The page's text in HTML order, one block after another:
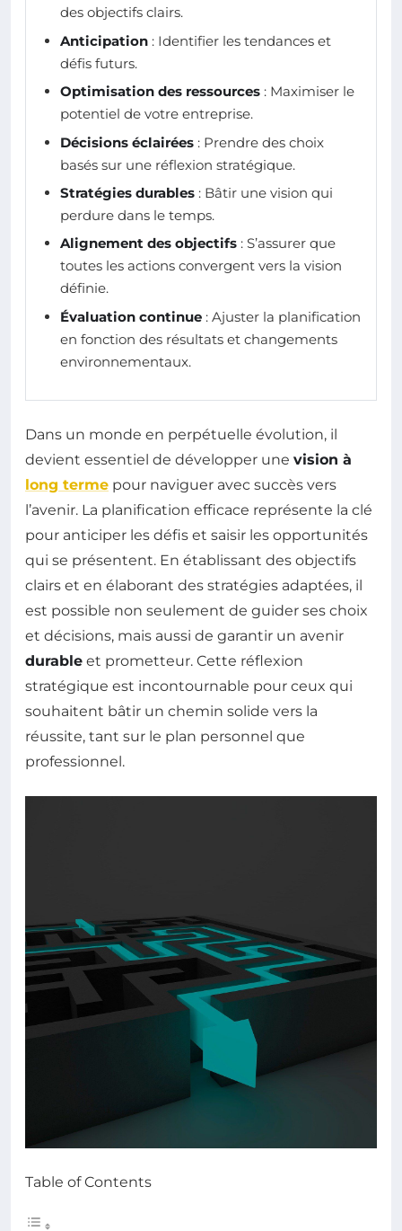
des objectifs clairs.
Anticipation : Identifier les tendances et
défis futurs.
Optimisation des ressources : Maximiser le
potentiel de votre entreprise.
Décisions éclairées : Prendre des choix
basés sur une réflexion stratégique.
Stratégies durables : Bâtir une vision qui
perdure dans le temps.
Alignement des objectifs : S’assurer que
toutes les actions convergent vers la vision
définie.
Évaluation continue : Ajuster la planification
en fonction des résultats et changements
environnementaux.
Dans un monde en perpétuelle évolution, il
devient essentiel de développer une vision à
long terme pour naviguer avec succès vers
l’avenir. La planification efficace représente la clé
pour anticiper les défis et saisir les opportunités
qui se présentent. En établissant des objectifs
clairs et en élaborant des stratégies adaptées, il
est possible non seulement de guider ses choix
et décisions, mais aussi de garantir un avenir
durable et prometteur. Cette réflexion
stratégique est incontournable pour ceux qui
souhaitent bâtir un chemin solide vers la
réussite, tant sur le plan personnel que
professionnel.
Table of Contents